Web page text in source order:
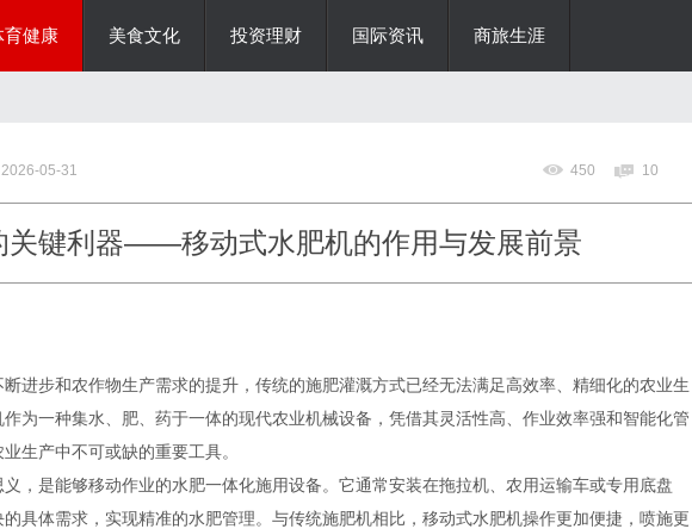
育健康 美食文化 投资理财 国际资讯 商旅生涯
2026-05-31 450 10
关键利器——移动式水肥机的作用与发展前景
进步和农作物生产需求的提升，传统的施肥灌溉方式已经无法满足高效率、精细化的农业生
为一种集水、肥、药于一体的现代农业机械设备，凭借其灵活性高、作业效率强和智能化管
生产中不可或缺的重要工具。
，是能够移动作业的水肥一体化施用设备。它通常安装在拖拉机、农用运输车或专用底盘
的具体需求，实现精准的水肥管理。与传统施肥机相比，移动式水肥机操作更加便捷，喷施更